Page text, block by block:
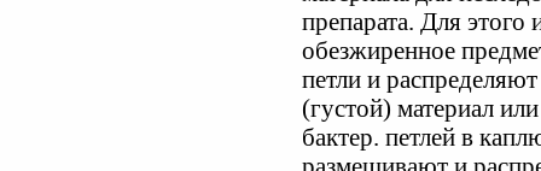
препарата. Для этого
обезжиренное
петли и
(густой) материал
бактер. петлей в